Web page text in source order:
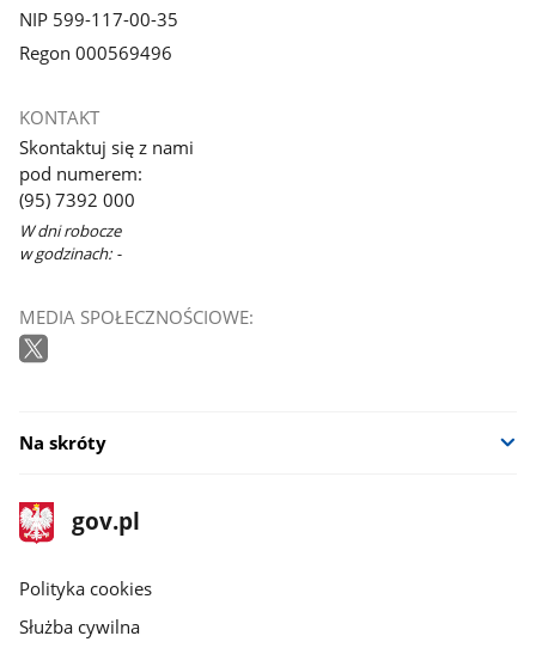
NIP 599-117-00-35
Regon 000569496
KONTAKT
Skontaktuj się z nami
pod numerem:
(95) 7392 000
W dni robocze
w godzinach: -
MEDIA SPOŁECZNOŚCIOWE:
Na skróty
stopka
gov.pl
Strona
gov.pl
gov.pl
Polityka cookies
Służba cywilna